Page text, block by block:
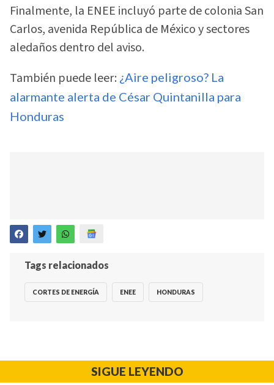
Finalmente, la ENEE incluyó parte de colonia San
Carlos, avenida República de México y sectores
aledaños dentro del aviso.
También puede leer: ¿Aire peligroso? La
alarmante alerta de César Quintanilla para
Honduras
Tags relacionados
CORTES DE ENERGÍA ENEE HONDURAS
SIGUE LEYENDO